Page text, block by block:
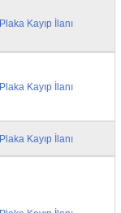
Plaka Kayıp İlanı
Plaka Kayıp İlanı
Plaka Kayıp İlanı